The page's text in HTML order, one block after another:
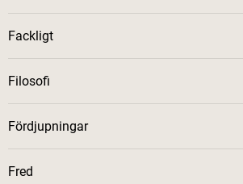
Fackligt
Filosofi
Fördjupningar
Fred